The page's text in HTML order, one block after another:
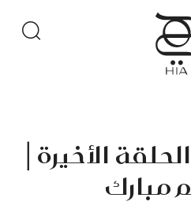
22 | الحلقة الأخيرة |